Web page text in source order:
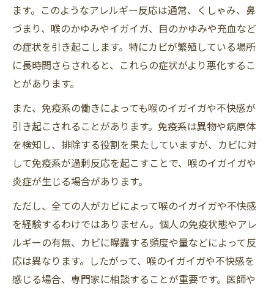
ます。このようなアレルギー反応は通常、くしゃみ、鼻
づまり、喉のかゆみやイガイガ、目のかゆみや充血など
の症状を引き起こします。特にカビが繁殖している場所
に長時間さらされると、これらの症状がより悪化するこ
とがあります。
また、免疫系の働きによっても喉のイガイガや不快感が
引き起こされることがあります。免疫系は異物や病原体
を検知し、排除する役割を果たしていますが、カビに対
して免疫系が過剰反応を起こすことで、喉のイガイガや
炎症が生じる場合があります。
ただし、全ての人がカビによって喉のイガイガや不快感
を経験するわけではありません。個人の免疫状態やアレ
ルギーの有無、カビに曝露する頻度や量などによって反
応は異なります。したがって、喉のイガイガや不快感を
感じる場合、専門家に相談することが重要です。医師や